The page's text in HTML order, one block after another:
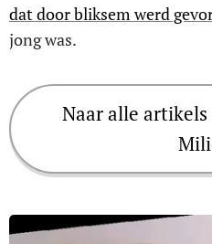
dat door bliksem werd
jong was.
Naar alle